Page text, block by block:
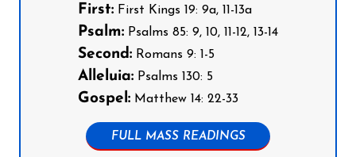
First: First Kings 19: 9a, 11-13a
Psalm: Psalms 85: 9, 10, 11-12, 13-14
Second: Romans 9: 1-5
Alleluia: Psalms 130: 5
Gospel: Matthew 14: 22-33
FULL MASS READINGS